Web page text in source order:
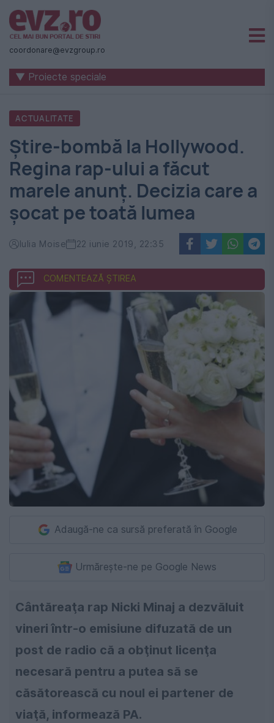
Știri
naționale
internaționale
România
-
Evenimentul
Zilei
coordonare@evzgroup.ro
▼ Proiecte speciale
ACTUALITATE
Știre-bombă la Hollywood.
Regina rap-ului a făcut
marele anunț. Decizia care a
șocat pe toată lumea
Iulia Moise 22 iunie 2019, 22:35
COMENTEAZĂ ȘTIREA
Adaugă-ne ca sursă preferată în Google
Urmărește-ne pe Google News
Cântăreaţa rap Nicki Minaj a dezvăluit
vineri într-o emisiune difuzată de un
post de radio că a obţinut licenţa
necesară pentru a putea să se
căsătorească cu noul ei partener de
viaţă, informează PA.